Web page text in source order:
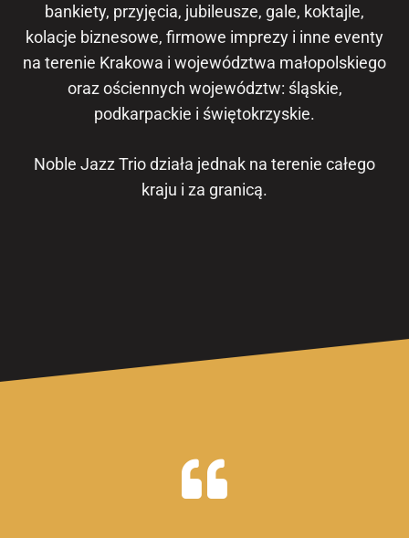
bankiety, przyjęcia, jubileusze, gale, koktajle,
kolacje biznesowe, firmowe imprezy i inne eventy
na terenie Krakowa i województwa małopolskiego
oraz ościennych województw: śląskie,
podkarpackie i świętokrzyskie.
Noble Jazz Trio działa jednak na terenie całego
kraju i za granicą.